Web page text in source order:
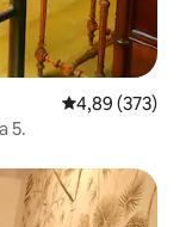
4,89 de uma
4,89 (373)
5.